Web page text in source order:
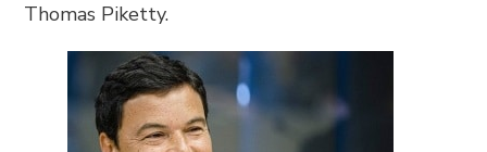
Thomas Piketty.